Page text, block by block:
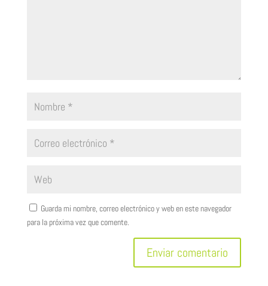
Guarda mi nombre, correo electrónico y web en este navegador
para la próxima vez que comente.